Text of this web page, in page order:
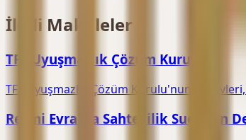
İlgili Makaleler
TFF Uyuşmazlık Çözüm Kurulu
TFF Uyuşmazlık Çözüm Kurulu'nun
Resmi Evrakta Sahtecilik Suçunun